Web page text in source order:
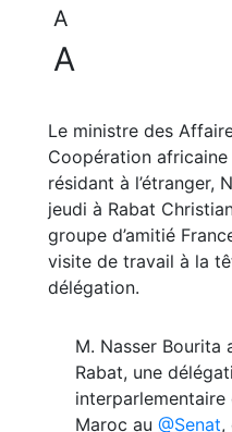
A
A
Le ministre des
Coopération
résidant à l’étranger,
jeudi à Rabat
groupe d’amitié
visite de travail à la
délégation.
M. Nasser Bourita
Rabat, une
interparlementaire
Maroc au @Senat,